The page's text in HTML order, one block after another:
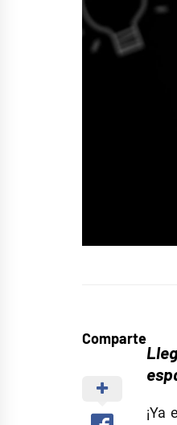
Comparte
¡Ya